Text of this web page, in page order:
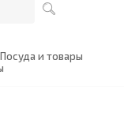
Посуда и товары